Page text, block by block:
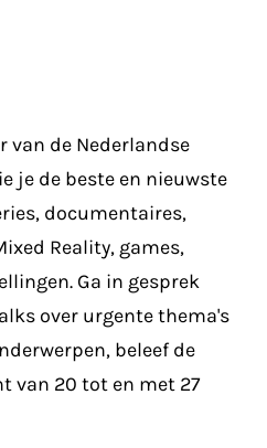
van de Nederlandse
je de beste en nieuwste
documentaires,
Reality, games,
Ga in gesprek
over urgente thema's
beleef de
van 20 tot en met 27